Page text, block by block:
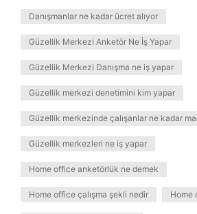
Danışmanlar ne kadar ücret alıyor
Güzellik Merkezi Anketör Ne İş Yapar
Güzellik Merkezi Danışma ne iş yapar
Güzellik merkezi denetimini kim yapar
Güzellik merkezinde çalışanlar ne kadar
Güzellik merkezleri ne iş yapar
Home office anketörlük ne demek
Home office çalışma şekli nedir Home